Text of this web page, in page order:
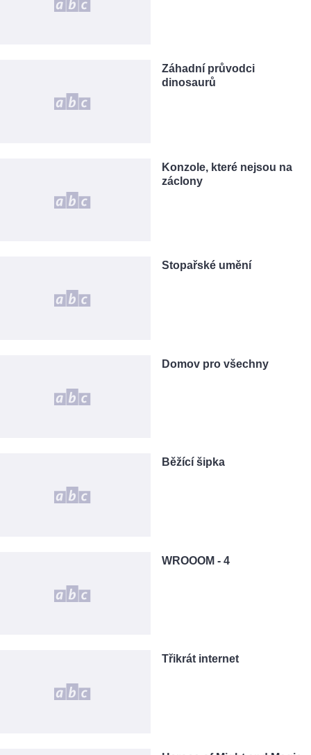
Záhadní průvodci
dinosaurů
Konzole, které nejsou na
záclony
Stopařské umění
Domov pro všechny
Běžící šipka
WROOOM - 4
Třikrát internet